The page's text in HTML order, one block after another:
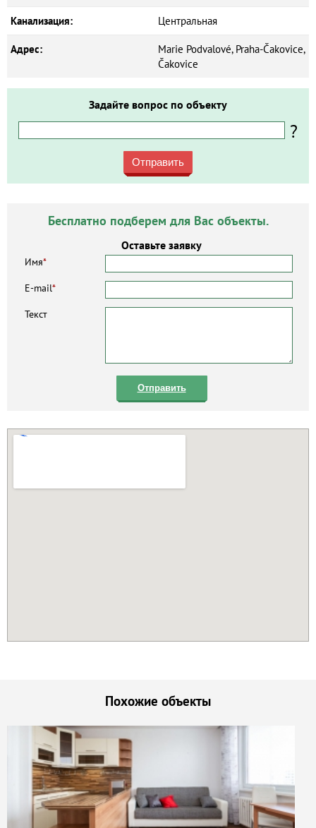
Канализация: Центральная
Адрес:
Marie Podvalové, Praha-Čakovice,
Čakovice
Задайте вопрос по объекту
?
Отправить
Бесплатно подберем для Вас объекты.
Оставьте заявку
Имя*
E-mail*
Текст
Отправить
Похожие объекты